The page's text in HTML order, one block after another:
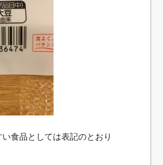
食品としては表記のとおり